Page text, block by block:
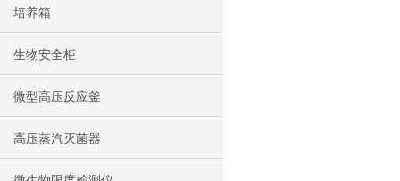
培养箱
生物安全柜
微型高压反应釜
高压蒸汽灭菌器